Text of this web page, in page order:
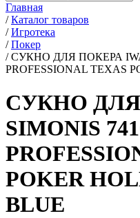
Главная
/ Каталог товаров
/ Игротека
/ Покер
/ СУКНО ДЛЯ ПОКЕРА
PROFESSIONAL TEXAS
СУКНО ДЛЯ
SIMONIS
POKER
BLUE